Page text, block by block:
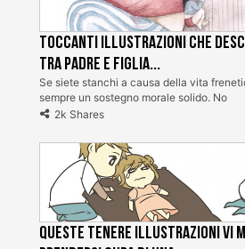
Toccanti Illustrazioni che
tra padre e figlia...
Se siete stanchi a causa della vita
sempre un sostegno morale solido. No
2k Shares
Queste tenere illustrazioni vi